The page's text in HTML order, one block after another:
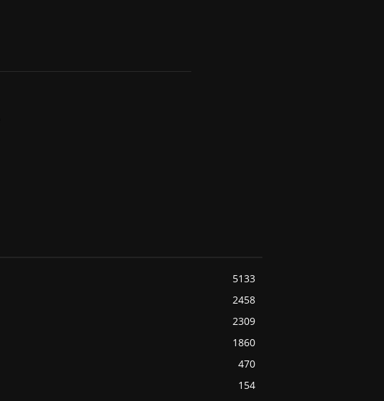
5133
2458
2309
1860
470
154